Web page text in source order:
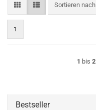
Sortieren nach
Sortieren nach
1
1 bis 2
Bestseller